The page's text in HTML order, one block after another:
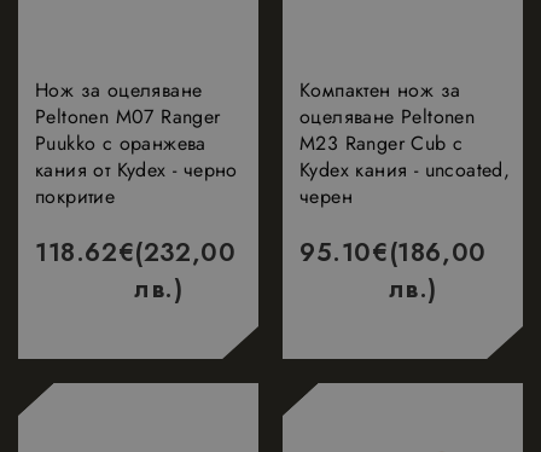
Нож за оцеляване
Peltonen M07 Ranger
Puukko с оранжева
кания от Kydex - черно
покритие
118.62€(232,00
лв.)
Компактен нож за
оцеляване Peltonen
M23 Ranger Cub с
Kydex кания - uncoated,
черен
95.10€(186,00
лв.)